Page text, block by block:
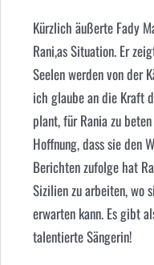
Kürzlich äußerte Fady
Rani,as Situation. Er
Seelen werden von der
ich glaube an die Kraft
plant, für Rania zu
Hoffnung, dass sie den
Berichten zufolge hat
Sizilien zu arbeiten, wo
erwarten kann. Es gibt
talentierte Sängerin!